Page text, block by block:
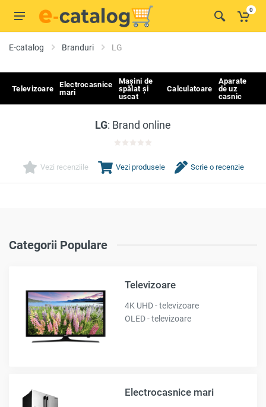
0
E-catalog Branduri LG
Televizoare
Electrocasnice
mari
Mașini de
spălat și
uscat
Calculatoare
Aparate
de uz
casnic
LG: Brand online
Vezi recenziile Vezi produsele Scrie o recenzie
Categorii Populare
Televizoare
4K UHD - televizoare
OLED - televizoare
Electrocasnice mari